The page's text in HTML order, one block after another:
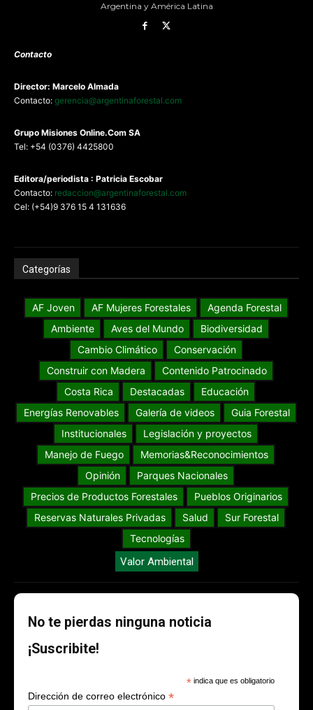
Argentina y América Latina
Contacto
Director: Marcelo Almada
Contacto: gerencia@argentinaforestal.com
Grupo Misiones Online.Com SA
Tel: +54 (0376) 4425800
Editora/periodista : Patricia Escobar
Contacto: redaccion@argentinaforestal.com
Cel: (+54)9 376 15 4 131636
Categorías
AF Joven AF Mujeres Forestales
Agenda Forestal
Ambiente
Aves del Mundo
Biodiversidad
Cambio Climático
Conservación
Construir con Madera
Contenido Patrocinado
Costa Rica
Destacadas
Educación
Energías Renovables
Galería de videos
Guia Forestal
Institucionales
Legislación y proyectos
Manejo de Fuego
Memorias&Reconocimientos
Opinión
Parques Nacionales
Precios de Productos Forestales
Pueblos Originarios
Reservas Naturales Privadas
Salud
Sur Forestal
Tecnologías
Valor Ambiental
No te pierdas ninguna noticia
¡Suscribite!
* indica que es obligatorio
Dirección de correo electrónico *